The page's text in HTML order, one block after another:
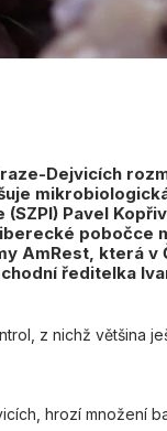
Dejvicích
Pavel
pobočce
AmRest, která v
ředitelka
z nichž většina
hrozí množení